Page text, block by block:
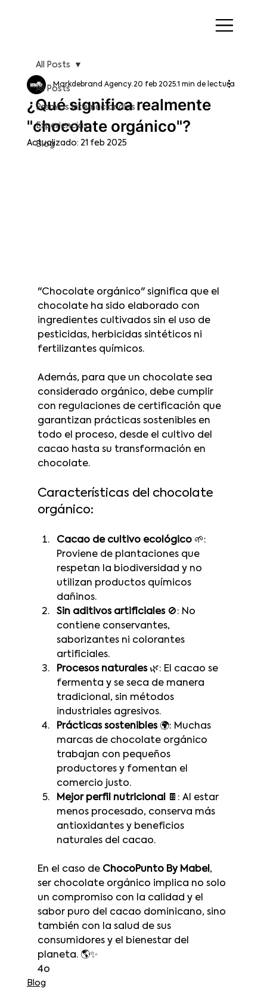
All Posts
Premios Internacionales
Experiencias
Blog
All Posts
¿Qué significa realmente
"chocolate orgánico"?
Markdebrand Agency 20 feb 2025 1 min de lectura
Actualizado: 21 feb 2025
"Chocolate orgánico" significa que el
chocolate ha sido elaborado con
ingredientes cultivados sin el uso de
pesticidas, herbicidas sintéticos ni
fertilizantes químicos.
Además, para que un chocolate sea
considerado orgánico, debe cumplir
con regulaciones de certificación que
garantizan prácticas sostenibles en
todo el proceso, desde el cultivo del
cacao hasta su transformación en
chocolate.
Características del chocolate
orgánico:
Cacao de cultivo ecológico 🌱:
Proviene de plantaciones que
respetan la biodiversidad y no
utilizan productos químicos
dañinos.
Sin aditivos artificiales 🚫: No
contiene conservantes,
saborizantes ni colorantes
artificiales.
Procesos naturales 🌿: El cacao se
fermenta y se seca de manera
tradicional, sin métodos
industriales agresivos.
Prácticas sostenibles 🌍: Muchas
marcas de chocolate orgánico
trabajan con pequeños
productores y fomentan el
comercio justo.
Mejor perfil nutricional
🍫: Al estar
menos procesado, conserva más
antioxidantes y beneficios
naturales del cacao.
En el caso de ChocoPunto By Mabel ,
ser chocolate orgánico implica no solo
un compromiso con la calidad y el
sabor puro del cacao dominicano, sino
también con la salud de sus
consumidores y el bienestar del
planeta. 🌎✨
4o
Blog